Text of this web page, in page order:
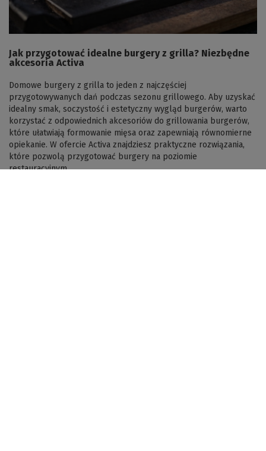
Jak przygotować idealne burgery z grilla? Niezbędne
akcesoria Activa
Domowe burgery z grilla to jeden z najczęściej
przygotowywanych dań podczas sezonu grillowego. Aby uzyskać
idealny smak, soczystość i estetyczny wygląd burgerów, warto
korzystać z odpowiednich akcesoriów do grillowania burgerów,
które ułatwiają formowanie mięsa oraz zapewniają równomierne
opiekanie. W ofercie Activa znajdziesz praktyczne rozwiązania,
które pozwolą przygotować burgery na poziomie
restauracyjnym.